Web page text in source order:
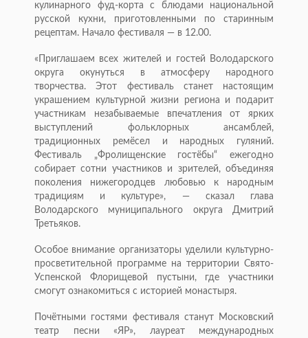
кулинарного фуд-корта с блюдами национальной
русской кухни, приготовленными по старинным
рецептам. Начало фестиваля — в 12.00.
«Приглашаем всех жителей и гостей Володарского
округа окунуться в атмосферу народного
творчества. Этот фестиваль станет настоящим
украшением культурной жизни региона и подарит
участникам незабываемые впечатления от ярких
выступлений фольклорных ансамблей,
традиционных ремёсел и народных гуляний.
Фестиваль „Фролищенские гостёбы“ ежегодно
собирает сотни участников и зрителей, объединяя
поколения нижегородцев любовью к народным
традициям и культуре», — сказал глава
Володарского муниципального округа Дмитрий
Третьяков.
Особое внимание организаторы уделили культурно-
просветительной программе на территории Свято-
Успенской Флорищевой пустыни, где участники
смогут ознакомиться с историей монастыря.
Почётными гостями фестиваля станут Московский
театр песни «ЯР», лауреат международных